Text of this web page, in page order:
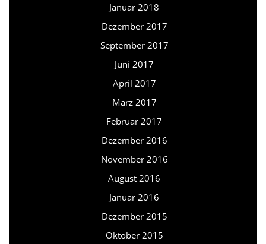
Januar 2018
Dezember 2017
September 2017
Juni 2017
April 2017
März 2017
Februar 2017
Dezember 2016
November 2016
August 2016
Januar 2016
Dezember 2015
Oktober 2015